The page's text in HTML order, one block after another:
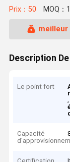
électrostatique
Prix：50 MOQ：
meilleur
Description
Le point fort
,
Capacité